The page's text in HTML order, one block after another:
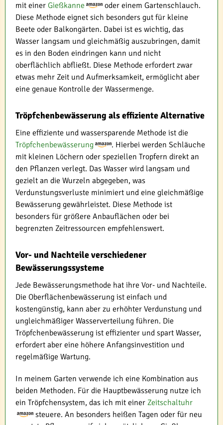
mit einer Gießkanne
oder einem Gartenschlauch.
Diese Methode eignet sich besonders gut für kleine
Beete oder Balkongärten. Dabei ist es wichtig, das
Wasser langsam und gleichmäßig auszubringen, damit
es in den Boden eindringen kann und nicht
oberflächlich abfließt. Diese Methode erfordert zwar
etwas mehr Zeit und Aufmerksamkeit, ermöglicht aber
eine genaue Kontrolle der Wassermenge.
Tröpfchenbewässerung als effiziente Alternative
Eine effiziente und wassersparende Methode ist die
Tröpfchenbewässerung
. Hierbei werden Schläuche
mit kleinen Löchern oder speziellen Tropfern direkt an
den Pflanzen verlegt. Das Wasser wird langsam und
gezielt an die Wurzeln abgegeben, was
Verdunstungsverluste minimiert und eine gleichmäßige
Bewässerung gewährleistet. Diese Methode ist
besonders für größere Anbauflächen oder bei
begrenzten Zeitressourcen empfehlenswert.
Vor- und Nachteile verschiedener
Bewässerungssysteme
Jede Bewässerungsmethode hat ihre Vor- und Nachteile.
Die Oberflächenbewässerung ist einfach und
kostengünstig, kann aber zu erhöhter Verdunstung und
ungleichmäßiger Wasserverteilung führen. Die
Tröpfchenbewässerung ist effizienter und spart Wasser,
erfordert aber eine höhere Anfangsinvestition und
regelmäßige Wartung.
In meinem Garten verwende ich eine Kombination aus
beiden Methoden. Für die Hauptbewässerung nutze ich
ein Tröpfchensystem, das ich mit einer Zeitschaltuhr
steuere. An besonders heißen Tagen oder für neu